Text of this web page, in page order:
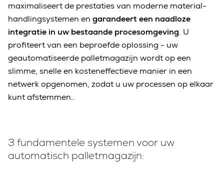
maximaliseert de prestaties van moderne material-
handlingsystemen en garandeert een naadloze
integratie in uw bestaande procesomgeving. U
profiteert van een beproefde oplossing - uw
geautomatiseerde palletmagazijn wordt op een
slimme, snelle en kosteneffectieve manier in een
netwerk opgenomen, zodat u uw processen op elkaar
kunt afstemmen..
3 fundamentele systemen voor uw
automatisch palletmagazijn: